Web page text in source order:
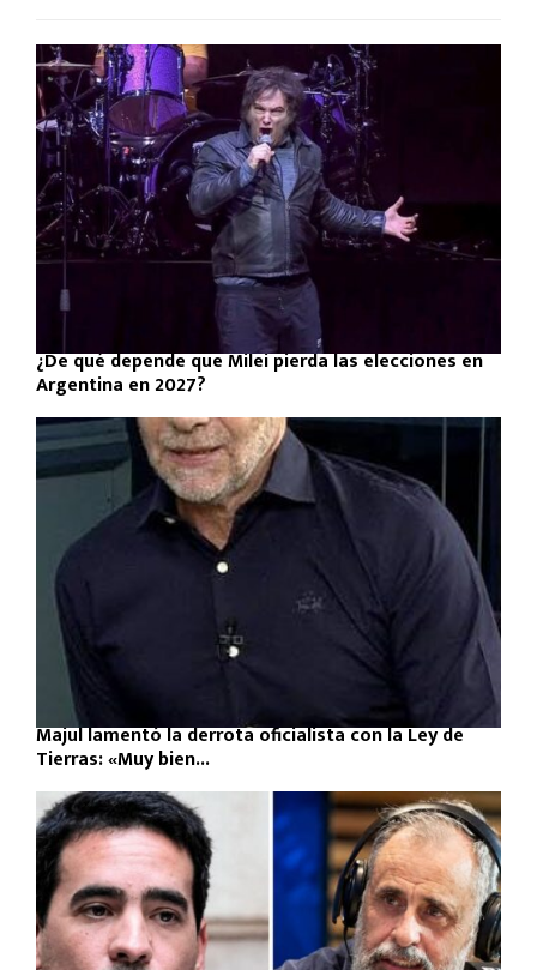
¿De qué depende que Milei pierda las elecciones en
Argentina en 2027?
Majul lamentó la derrota oficialista con la Ley de
Tierras: «Muy bien...